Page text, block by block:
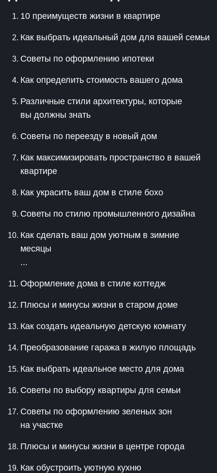
10 преимуществ жизни в квартире
Как выбрать идеальный дом для вашей семьи
Советы по оформлению ипотеки
Как определить стоимость вашего дома
Различные стили архитектуры, которые
вы должны знать
Советы по переезду в новый дом
Как максимизировать пространство в вашей
квартире
Как украсить ваш дом в стиле бохо
Советы по стилю промышленного дизайна
Как сделать ваш дом уютным в зимние
месяцы
...
Оформление дома в стиле коттедж
Плюсы и минусы жизни в старом доме
Как создать идеальную детскую комнату
Преобразование гаража в жилую площадь
Как выбрать идеальное место для дома
Советы по выбору квартиры для семьи
Советы по оформлению зеленых зон
на участке
Плюсы и минусы жизни в центре города
Как обустроить уютную кухню